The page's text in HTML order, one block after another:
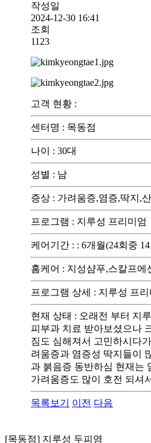
작성일
2024-12-30 16:41
조회
1123
고객 현황 :
센터명 : 목동점
나이 :30대
성별 : 남
증상 : 가려움증,염증,딱지,
프로그램 : 지루성 프리미엄
케어기간 : :6개월(24회중
홈케어 : 지성샴푸,스칼프에
프로그램 상세 : 지루성 프
현재 상태 : 오래전 부터 지
피부과 치료 받아보셨으나
짐도 심해져서 고민하시다
려움증과 염증성 딱지들이
과 붉음증 동반하심 현재는
가려움증도 많이 호전 되셔
목록보기 이전 다음
[목동점] 지루성 두피염